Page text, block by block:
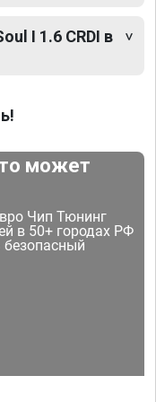
I 1.6 CRDI в
может
Чип Тюнинг
в 50+ городах РФ